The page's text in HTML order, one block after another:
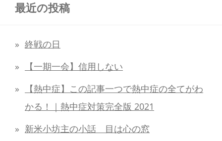
最近の投稿
終戦の日
【一期一会】信用しない
【熱中症】この記事一つで熱中症の全てがわ
かる！｜熱中症対策完全版 2021
新米小坊主の小話 目は心の窓